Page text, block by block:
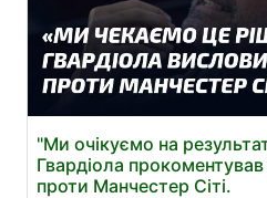
"Ми очікуємо на
Гвардіола
проти Манчестер Сіті.